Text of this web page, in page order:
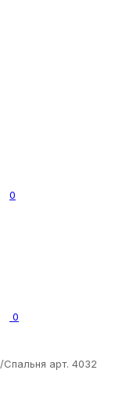
0
0
/Спальня арт. 4032